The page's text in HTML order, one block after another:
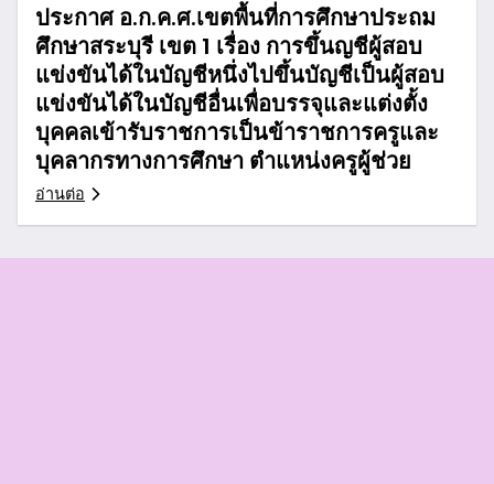
ประกาศ อ.ก.ค.ศ.เขตพื้นที่การศึกษาประถม
ศึกษาสระบุรี เขต 1 เรื่อง การขึ้นญชีผู้สอบ
แข่งขันได้ในบัญชีหนึ่งไปขึ้นบัญชีเป็นผู้สอบ
แข่งขันได้ในบัญชีอื่นเพื่อบรรจุและแต่งตั้ง
บุคคลเข้ารับราชการเป็นข้าราชการครูและ
บุคลากรทางการศึกษา ตำแหน่งครูผู้ช่วย
อ่านต่อ